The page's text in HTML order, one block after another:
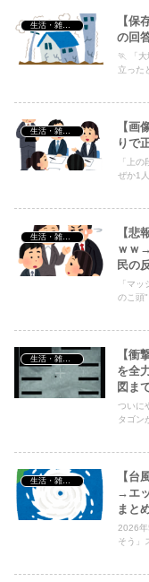
生活・雑談・恋愛
【
の回
🏃 「
立った
生活・雑談・恋愛
【
りで
「上
ぜか1
【悲
ｗｗ
民の
「マ
のこ頭"
【衝
を全
図ま
ついに
タゴン
【台
→エ
まと
2026年
そう」